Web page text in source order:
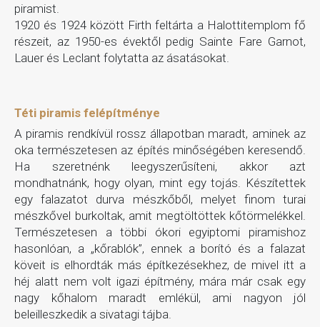
piramist.
1920 és 1924 között Firth feltárta a Halottitemplom fő
részeit, az 1950-es évektől pedig Sainte Fare Garnot,
Lauer és Leclant folytatta az ásatásokat.
Téti piramis felépítménye
A piramis rendkívül rossz állapotban maradt, aminek az
oka természetesen az építés minőségében keresendő.
Ha szeretnénk leegyszerűsíteni, akkor azt
mondhatnánk, hogy olyan, mint egy tojás. Készítettek
egy falazatot durva mészkőből, melyet finom turai
mészkővel burkoltak, amit megtöltöttek kőtörmelékkel.
Természetesen a többi ókori egyiptomi piramishoz
hasonlóan, a „kőrablók”, ennek a borító és a falazat
köveit is elhordták más építkezésekhez, de mivel itt a
héj alatt nem volt igazi építmény, mára már csak egy
nagy kőhalom maradt emlékül, ami nagyon jól
beleilleszkedik a sivatagi tájba.